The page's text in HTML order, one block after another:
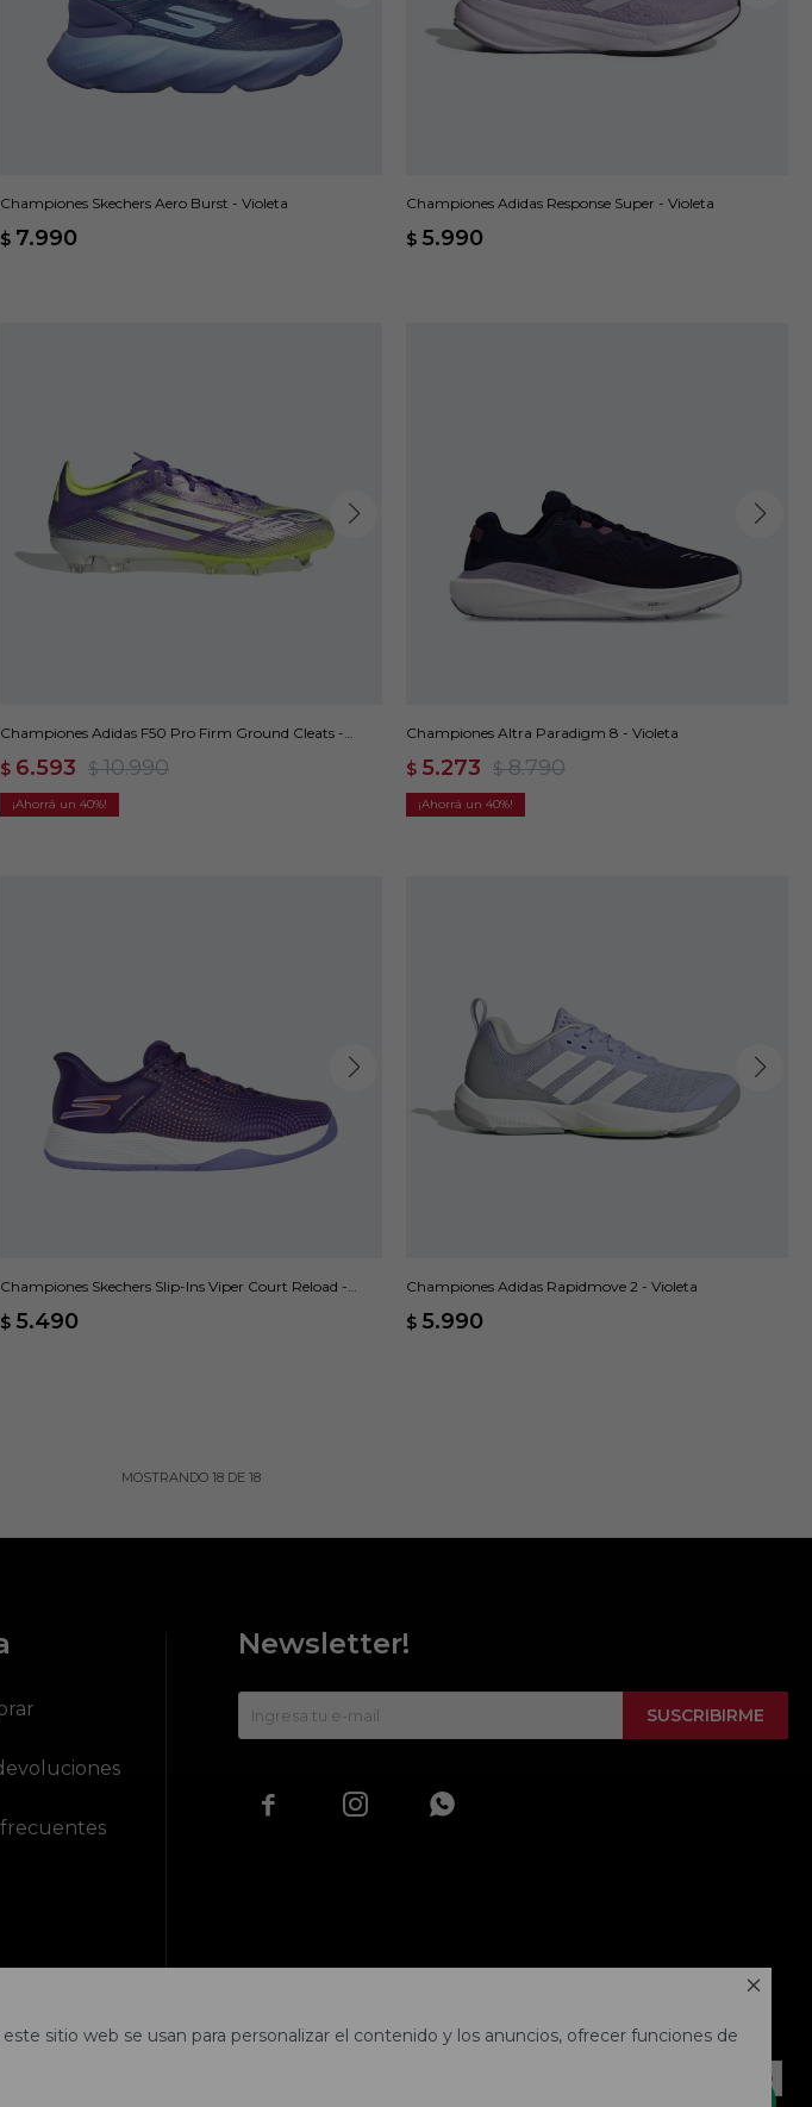

sitio web se usan para personalizar el contenido y los anuncios, ofrecer funciones de
Championes Skechers Aero Burst - Violeta
$ 7.990
Championes Adidas Response Super - Violeta
$ 5.990
Championes Adidas F50 Pro Firm Ground Cleats -
$ 6.593 $ 10.990
40
Championes Altra Paradigm 8 - Violeta
$ 5.273 $ 8.790
40
Championes Skechers Slip-Ins Viper Court Reload -
$ 5.490
Championes Adidas Rapidmove 2 - Violeta
$ 5.990
MOSTRANDO 18DE 18
Newsletter!
SUSCRIBIRME
  